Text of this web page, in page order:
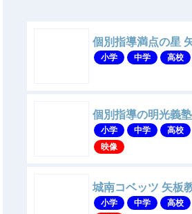
個別指導満点の星
小学 中学 高校
個別指導の明光義
小学 中学 高校
映像
城南コベッツ 矢板
小学 中学 高校